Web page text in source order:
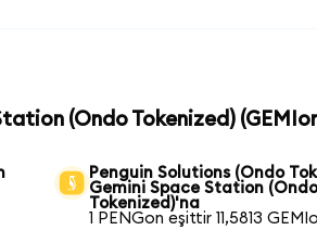
(Ondo Tokenized)
Penguin Solutions (Ondo
Gemini Space Station
Tokenized)'na
1 PENGon eşittir 11,5813